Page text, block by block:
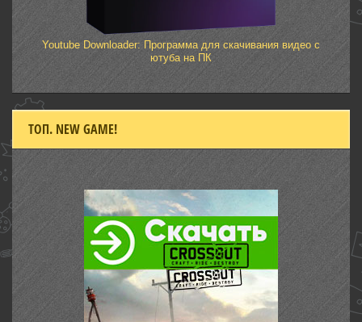
Youtube Downloader: Программа для скачивания видео с
ютуба на ПК
ТОП. NEW GAME!